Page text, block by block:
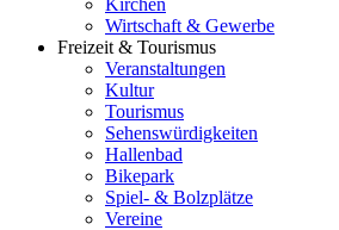
Wirtschaft & Gewerbe
Freizeit & Tourismus
Veranstaltungen
Kultur
Tourismus
Sehenswürdigkeiten
Hallenbad
Bikepark
Spiel- & Bolzplätze
Vereine